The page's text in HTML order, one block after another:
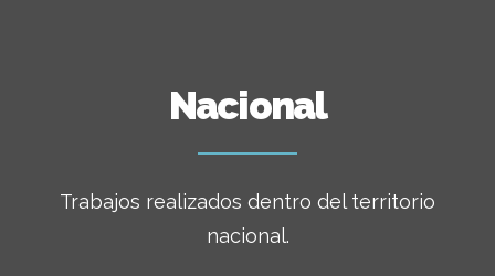
Nacional
Trabajos realizados dentro del territorio
nacional.